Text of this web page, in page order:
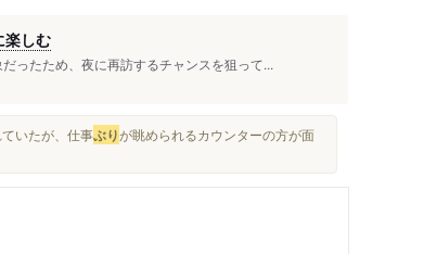
楽しむ
ったため、夜に再訪するチャンスを狙って...
いたが、仕事ぶりが眺められるカウンターの方が面